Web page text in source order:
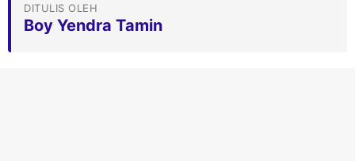
DITULIS OLEH
Boy Yendra Tamin